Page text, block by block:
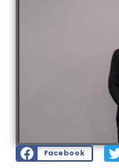
Facebook